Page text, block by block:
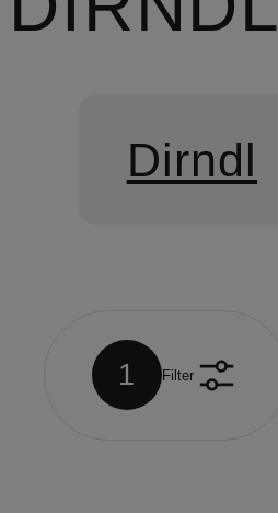
Dirndl
1 Filter